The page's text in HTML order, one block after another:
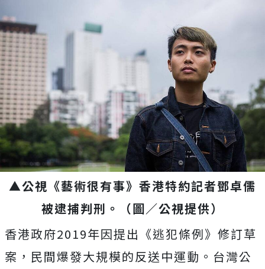
▲公視《藝術很有事》香港特約記者鄧卓儒
被逮捕判刑。（圖／公視提供）
香港政府2019年因提出《逃犯條例》修訂草
案，民間爆發大規模的反送中運動。台灣公